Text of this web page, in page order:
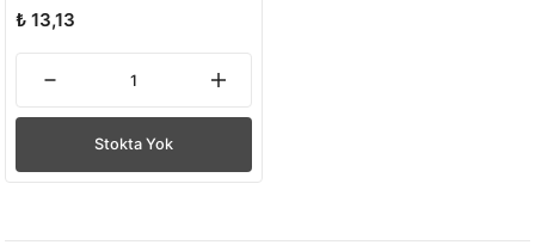
₺ 13,13
Stokta Yok